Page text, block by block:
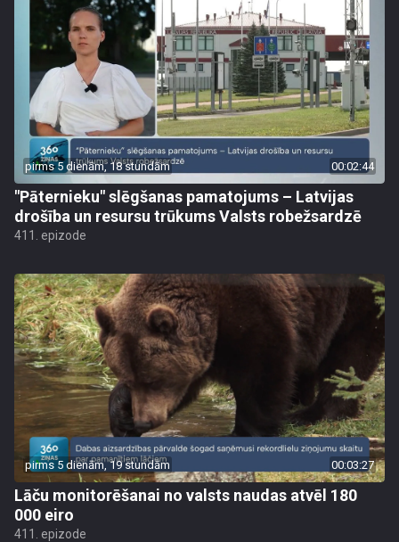
pirms 5 dienām, 18 stundām 00:02:44
"Pāternieku" slēgšanas pamatojums – Latvijas
drošība un resursu trūkums Valsts robežsardzē
411. epizode
pirms 5 dienām, 19 stundām 00:03:27
Lāču monitorēšanai no valsts naudas atvēl 180
000 eiro
411. epizode